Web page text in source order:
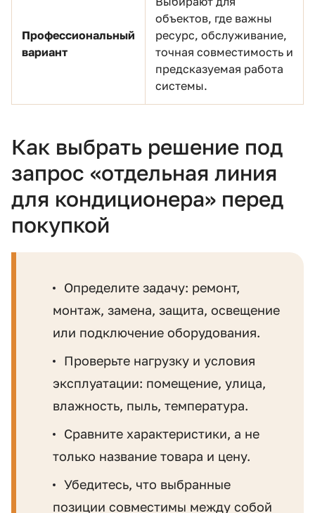
Профессиональный
вариант
объектов, где важны
ресурс, обслуживание,
точная совместимость и
предсказуемая работа
системы.
Как выбрать решение под
запрос «отдельная линия
для кондиционера» перед
покупкой
Определите задачу: ремонт,
монтаж, замена, защита, освещение
или подключение оборудования.
Проверьте нагрузку и условия
эксплуатации: помещение, улица,
влажность, пыль, температура.
Сравните характеристики, а не
только название товара и цену.
Убедитесь, что выбранные
позиции совместимы между собой